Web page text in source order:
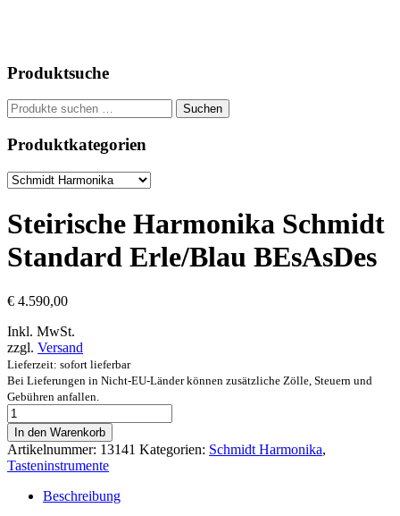
Produktsuche
Suchen
nach:
Suchen
Produktkategorien
Steirische Harmonika Schmidt
Standard Erle/Blau BEsAsDes
€ 4.590,00
Inkl. MwSt.
zzgl. Versand
Lieferzeit: sofort lieferbar
Bei Lieferungen in Nicht-EU-Länder können zusätzliche Zölle, Steuern und
Gebühren anfallen.
Steirische
Harmonika
Schmidt
Standard
Erle/Blau
BEsAsDes
Menge
In den Warenkorb
Artikelnummer: 13141 Kategorien: Schmidt Harmonika,
Tasteninstrumente
Beschreibung